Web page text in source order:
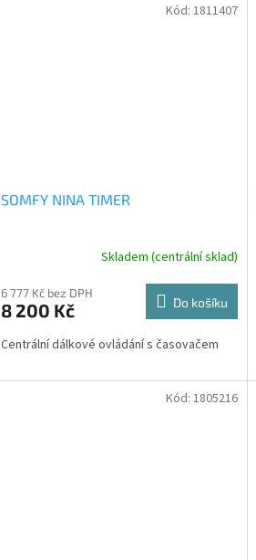
SOMFY NINA TIMER
Skladem (centrální sklad)
6 777 Kč bez DPH
8 200 Kč Do košíku
Centrální dálkové ovládání s časovačem
Kód: 1811407
Kód: 1805216